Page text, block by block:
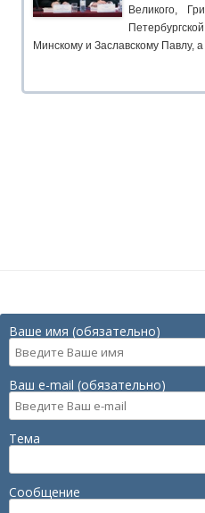
Великого,
Минскому и Заславскому Павлу,
Ваше имя (обязательно)
Ваш e-mail (обязательно)
Тема
Сообщение